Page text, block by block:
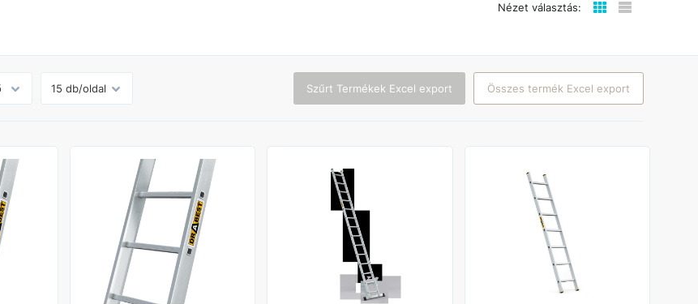
Nézet választás:
Összes termék Excel export
Szűrt Termékek Excel export